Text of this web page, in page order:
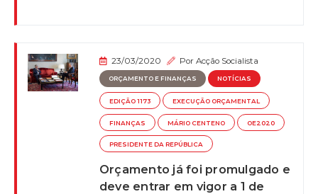
23/03/2020 PorAcção Socialista
ORÇAMENTO E FINANÇAS NOTÍCIAS
EDIÇÃO 1173 EXECUÇÃO ORÇAMENTAL
FINANÇAS MÁRIO CENTENO OE2020
PRESIDENTE DA REPÚBLICA
Orçamento já foi promulgado e
deve entrar em vigor a 1 de